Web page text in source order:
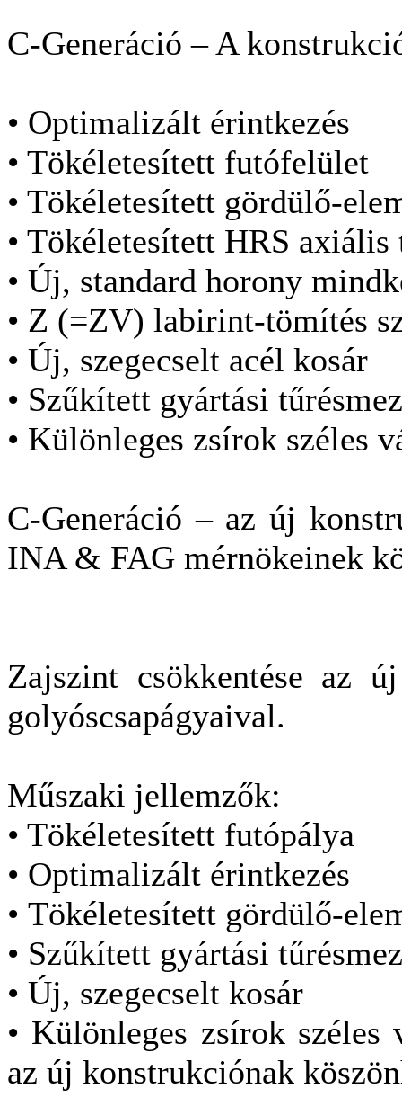
C-Generáció – A
• Optimalizált érintkezés
• Tökéletesített futófelület
• Tökéletesített gördülő-
• Tökéletesített HRS axiális
• Új, standard horony
• Z (=ZV) labirint-tömítés
• Új, szegecselt acél kosár
• Szűkített gyártási
• Különleges zsírok széles
C-Generáció – az új
INA & FAG mérnökeinek
Zajszint csökkentése az
golyóscsapágyaival.
Műszaki jellemzők:
• Tökéletesített futópálya
• Optimalizált érintkezés
• Tökéletesített gördülő-
• Szűkített gyártási
• Új, szegecselt kosár
• Különleges zsírok széles
az új konstrukciónak